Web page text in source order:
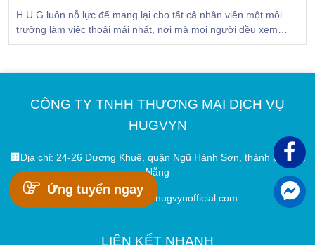
H.U.G luôn nỗ lực để mang lại cho tất cả nhân viên một môi
trường làm việc thoải mái nhất, nơi mà mọi người đều xem
nhau là gia đình ✨.
CÔNG TY TNHH THƯƠNG MẠI DỊCH VỤ
HUGVYN
🏢Địa chỉ: 24-26 Dương Khuê, quận Ngũ Hành Sơn, thành phố Đà
Nẵng
📧Email: admin@hugvynofficial.com
LIÊN KẾT NHANH
Ứng tuyển ngay